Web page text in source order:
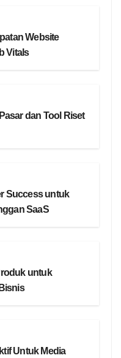
Website
Vitals
dan Tool Riset
Success untuk
SaaS
untuk
Untuk Media